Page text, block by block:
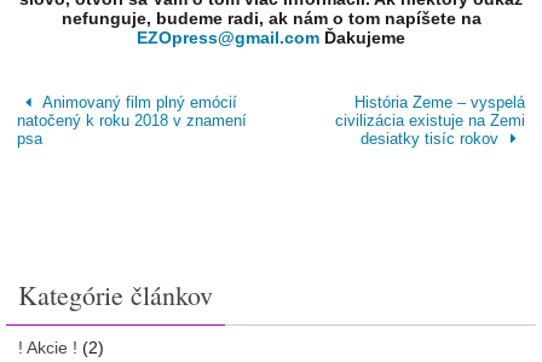
nefunguje, budeme radi, ak nám o tom napíšete na
EZOpress@gmail.com Ďakujeme
Animovaný film plný emócií
natočený k roku 2018 v znamení
psa
História Zeme – vyspelá
civilizácia existuje na Zemi
desiatky tisíc rokov
Kategórie článkov
! Akcie ! (2)